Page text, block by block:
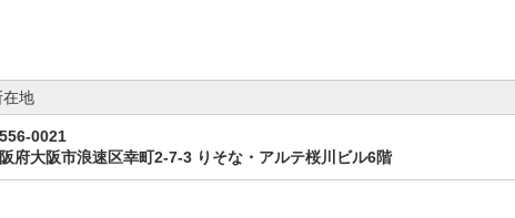
在地
0021
府大阪市浪速区幸町2-7-3 りそな・アルテ桜川ビル6階